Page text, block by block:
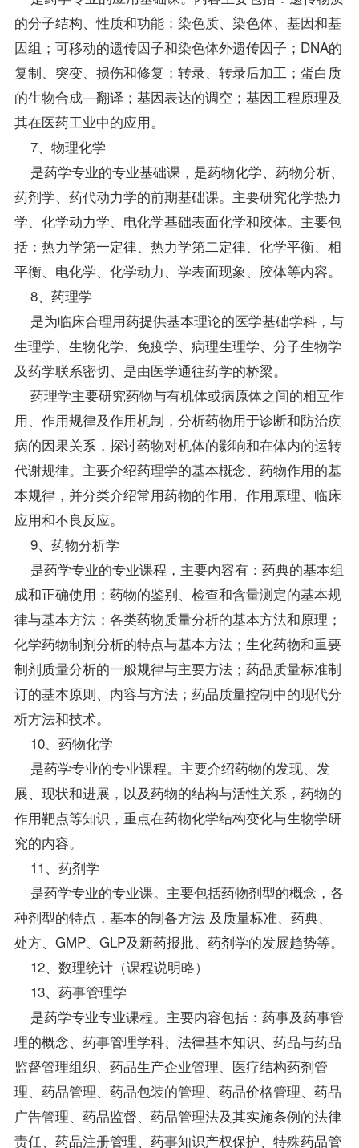
的分子结构、性质和功能；染色质、染色体、基因和基
因组；可移动的遗传因子和染色体外遗传因子；DNA的
复制、突变、损伤和修复；转录、转录后加工；蛋白质
的生物合成—翻译；基因表达的调空；基因工程原理及
其在医药工业中的应用。
7、物理化学
是药学专业的专业基础课，是药物化学、药物分析、
药剂学、药代动力学的前期基础课。主要研究化学热力
学、化学动力学、电化学基础表面化学和胶体。主要包
括：热力学第一定律、热力学第二定律、化学平衡、相
平衡、电化学、化学动力、学表面现象、胶体等内容。
8、药理学
是为临床合理用药提供基本理论的医学基础学科，与
生理学、生物化学、免疫学、病理生理学、分子生物学
及药学联系密切、是由医学通往药学的桥梁。
药理学主要研究药物与有机体或病原体之间的相互作
用、作用规律及作用机制，分析药物用于诊断和防治疾
病的因果关系，探讨药物对机体的影响和在体内的运转
代谢规律。主要介绍药理学的基本概念、药物作用的基
本规律，并分类介绍常用药物的作用、作用原理、临床
应用和不良反应。
9、药物分析学
是药学专业的专业课程，主要内容有：药典的基本组
成和正确使用；药物的鉴别、检查和含量测定的基本规
律与基本方法；各类药物质量分析的基本方法和原理；
化学药物制剂分析的特点与基本方法；生化药物和重要
制剂质量分析的一般规律与主要方法；药品质量标准制
订的基本原则、内容与方法；药品质量控制中的现代分
析方法和技术。
10、药物化学
是药学专业的专业课程。主要介绍药物的发现、发
展、现状和进展，以及药物的结构与活性关系，药物的
作用靶点等知识，重点在药物化学结构变化与生物学研
究的内容。
11、药剂学
是药学专业的专业课。主要包括药物剂型的概念，各
种剂型的特点，基本的制备方法 及质量标准、药典、
处方、GMP、GLP及新药报批、药剂学的发展趋势等。
12、数理统计（课程说明略）
13、药事管理学
是药学专业专业课程。主要内容包括：药事及药事管
理的概念、药事管理学科、法律基本知识、药品与药品
监督管理组织、药品生产企业管理、医疗结构药剂管
理、药品管理、药品包装的管理、药品价格管理、药品
广告管理、药品监督、药品管理法及其实施条例的法律
责任、药品注册管理、药事知识产权保护、特殊药品管